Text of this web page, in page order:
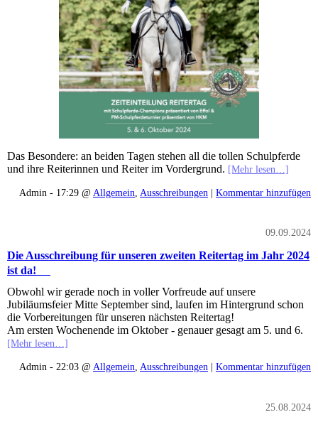
Das Besondere: an beiden Tagen stehen all die tollen Schulpferde
und ihre Reiterinnen und Reiter im Vordergrund. [Mehr lesen…]
Admin - 17:29 @ Allgemein Ausschreibungen | Kommentar hinzufügen
09.09.2024
Die Ausschreibung für unseren zweiten Reitertag im Jahr 2024
ist da!
Obwohl wir gerade noch in voller Vorfreude auf unsere
Jubiläumsfeier Mitte September sind, laufen im Hintergrund schon
die Vorbereitungen für unseren nächsten Reitertag!
Am ersten Wochenende im Oktober - genauer gesagt am 5. und 6.
[Mehr lesen…]
Admin - 22:03 @ Allgemein Ausschreibungen | Kommentar hinzufügen
25.08.2024